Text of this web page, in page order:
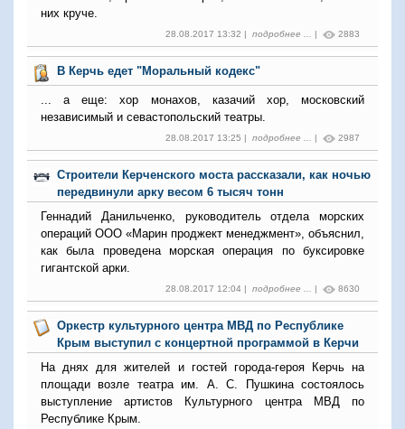
них круче.
28.08.2017 13:32 | подробнее ... | 2883
В Керчь едет "Моральный кодекс"
... а еще: хор монахов, казачий хор, московский
независимый и севастопольский театры.
28.08.2017 13:25 | подробнее ... | 2987
Строители Керченского моста рассказали, как ночью
передвинули арку весом 6 тысяч тонн
Геннадий Данильченко, руководитель отдела морских
операций ООО «Марин проджект менеджмент», объяснил,
как была проведена морская операция по буксировке
гигантской арки.
28.08.2017 12:04 | подробнее ... | 8630
Оркестр культурного центра МВД по Республике
Крым выступил с концертной программой в Керчи
На днях для жителей и гостей города-героя Керчь на
площади возле театра им. А. С. Пушкина состоялось
выступление артистов Культурного центра МВД по
Республике Крым.